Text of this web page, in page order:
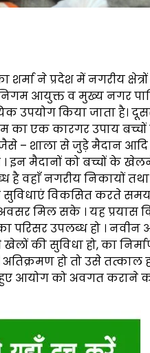
ने प्रदेश में नगरीय
आयुक्त व मुख्य नगर
उपयोग किया जाता है।
का एक कारगर उपाय
– शाला से जुड़े मैदान आदि
इन मैदानों को बच्चों के
है वहाँ नगरीय निकायों
विकसित करते
मिल सके । यह प्रयास
परिसर उपलब्ध हो । नवीन
की सुविधा हो, का
हो तो उसे तत्काल
हुए आयोग को अवगत कराने